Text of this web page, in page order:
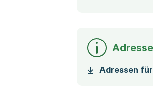
Adressen